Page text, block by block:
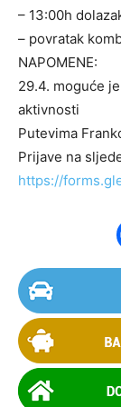
– 13:00h
– povratak
NAPOMENE:
29.4. moguće
aktivnosti
Putevima
Prijave na
https://